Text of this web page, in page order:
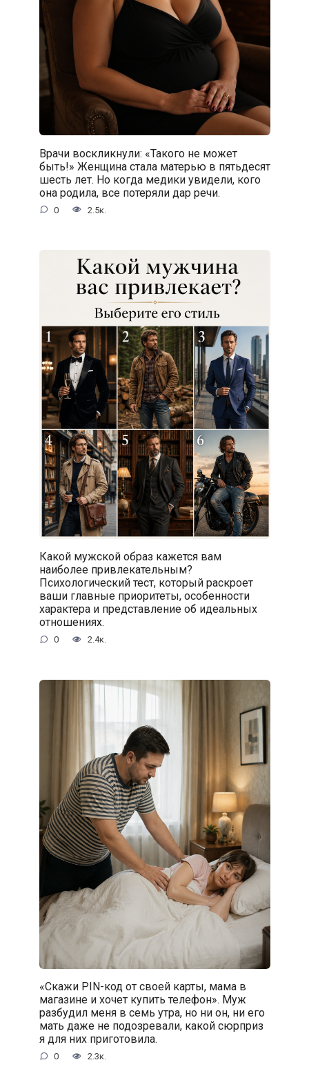
Врачи воскликнули: «Такого не может
быть!» Женщина стала матерью в пятьдесят
шесть лет. Но когда медики увидели, кого
она родила, все потеряли дар речи.
0 2.5к.
Какой мужской образ кажется вам
наиболее привлекательным?
Психологический тест, который раскроет
ваши главные приоритеты, особенности
характера и представление об идеальных
отношениях.
0 2.4к.
«Скажи PIN-код от своей карты, мама в
магазине и хочет купить телефон». Муж
разбудил меня в семь утра, но ни он, ни его
мать даже не подозревали, какой сюрприз
я для них приготовила.
0 2.3к.